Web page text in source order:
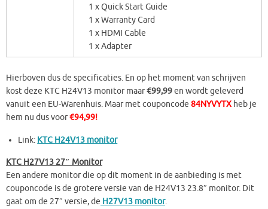
1 x Quick Start Guide
1 x Warranty Card
1 x HDMI Cable
1 x Adapter
Hierboven dus de specificaties. En op het moment van schrijven
kost deze KTC H24V13 monitor maar€99,99en wordt geleverd
vanuit een EU-Warenhuis. Maar met couponcode 84NYVYTX heb je
hem nu dus voor€94,99!
Link: KTC H24V13 monitor
KTC H27V13 27″ Monitor
Een andere monitor die op dit moment in de aanbieding is met
couponcode is de grotere versie van de H24V13 23.8″ monitor. Dit
gaat om de 27″ versie, de H27V13 monitor.